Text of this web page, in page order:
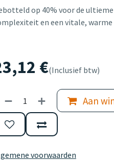
op 40% voor de
en een vitale,
€(Inclusief btw)
Aan
voorwaarden